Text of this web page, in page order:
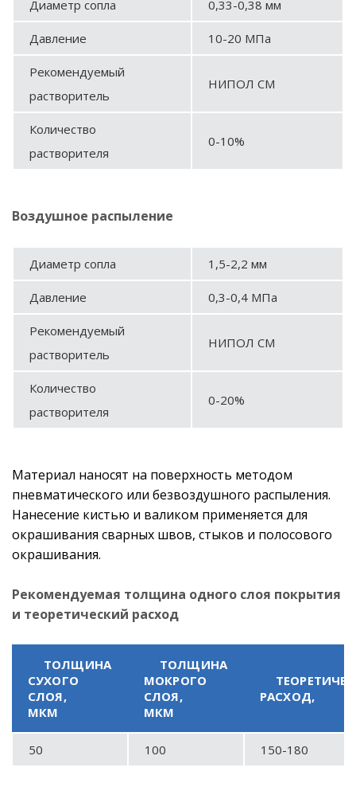
Диаметр сопла 0,33-0,38 мм
Давление 10-20 МПа
Рекомендуемый
растворитель
НИПОЛ СМ
Количество
растворителя
0-10%
Воздушное распыление
Диаметр сопла 1,5-2,2 мм
Давление 0,3-0,4 МПа
Рекомендуемый
растворитель
НИПОЛ СМ
Количество
растворителя
0-20%
Материал наносят на поверхность методом
пневматического или безвоздушного распыления.
Нанесение кистью и валиком применяется для
окрашивания сварных швов, стыков и полосового
окрашивания.
Рекомендуемая толщина одного слоя покрытия
и теоретический расход
ТОЛЩИНА
СУХОГО
СЛОЯ,
МКМ
ТОЛЩИНА
МОКРОГО
СЛОЯ,
МКМ
РАСХОД,
50 100 150-180